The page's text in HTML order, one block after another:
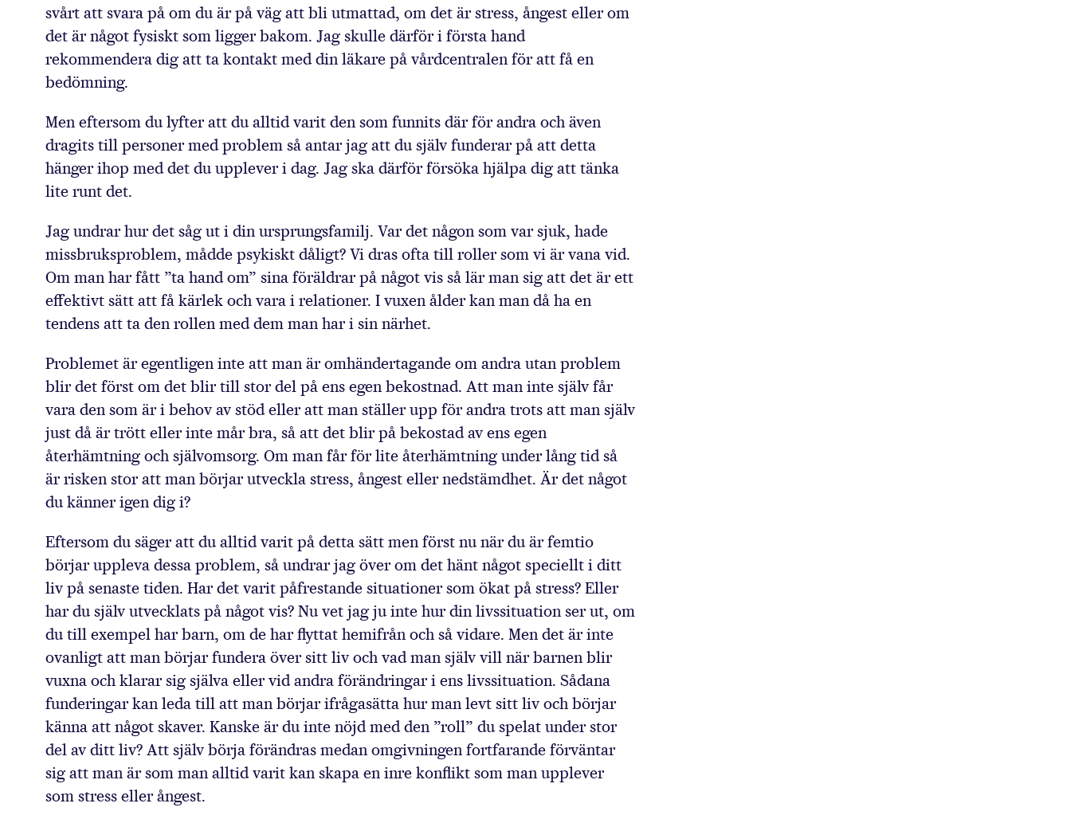
svårt att svara på om du är på väg att bli utmattad, om det är stress, ångest eller om
det är något fysiskt som ligger bakom. Jag skulle därför i första hand
rekommendera dig att ta kontakt med din läkare på vårdcentralen för att få en
bedömning.
Men eftersom du lyfter att du alltid varit den som funnits där för andra och även
dragits till personer med problem så antar jag att du själv funderar på att detta
hänger ihop med det du upplever i dag. Jag ska därför försöka hjälpa dig att tänka
lite runt det.
Jag undrar hur det såg ut i din ursprungsfamilj. Var det någon som var sjuk, hade
missbruksproblem, mådde psykiskt dåligt? Vi dras ofta till roller som vi är vana vid.
Om man har fått ”ta hand om” sina föräldrar på något vis så lär man sig att det är ett
effektivt sätt att få kärlek och vara i relationer. I vuxen ålder kan man då ha en
tendens att ta den rollen med dem man har i sin närhet.
Problemet är egentligen inte att man är omhändertagande om andra utan problem
blir det först om det blir till stor del på ens egen bekostnad. Att man inte själv får
vara den som är i behov av stöd eller att man ställer upp för andra trots att man själv
just då är trött eller inte mår bra, så att det blir på bekostad av ens egen
återhämtning och självomsorg. Om man får för lite återhämtning under lång tid så
är risken stor att man börjar utveckla stress, ångest eller nedstämdhet. Är det något
du känner igen dig i?
Eftersom du säger att du alltid varit på detta sätt men först nu när du är femtio
börjar uppleva dessa problem, så undrar jag över om det hänt något speciellt i ditt
liv på senaste tiden. Har det varit påfrestande situationer som ökat på stress? Eller
har du själv utvecklats på något vis? Nu vet jag ju inte hur din livssituation ser ut, om
du till exempel har barn, om de har flyttat hemifrån och så vidare. Men det är inte
ovanligt att man börjar fundera över sitt liv och vad man själv vill när barnen blir
vuxna och klarar sig själva eller vid andra förändringar i ens livssituation. Sådana
funderingar kan leda till att man börjar ifrågasätta hur man levt sitt liv och börjar
känna att något skaver. Kanske är du inte nöjd med den ”roll” du spelat under stor
del av ditt liv? Att själv börja förändras medan omgivningen fortfarande förväntar
sig att man är som man alltid varit kan skapa en inre konflikt som man upplever
som stress eller ångest.